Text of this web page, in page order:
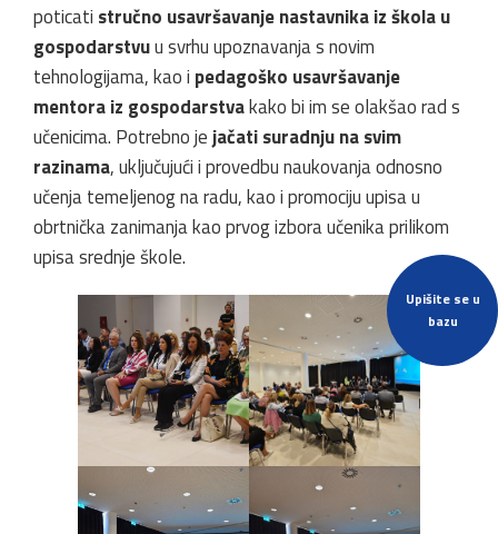
Upišite se u
bazu
poticati stručno usavršavanje nastavnika iz škola u
gospodarstvuu svrhu upoznavanja s novim
tehnologijama, kao i pedagoško usavršavanje
mentora iz gospodarstvakako bi im se olakšao rad s
učenicima. Potrebno jejačati suradnju na svim
razinama, uključujući i provedbu naukovanja odnosno
učenja temeljenog na radu, kao i promociju upisa u
obrtnička zanimanja kao prvog izbora učenika prilikom
upisa srednje škole.